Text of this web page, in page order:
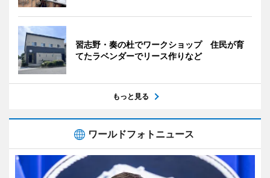
習志野・奏の杜でワークショップ 住民が育
てたラベンダーでリース作りなど
もっと見る
ワールドフォトニュース